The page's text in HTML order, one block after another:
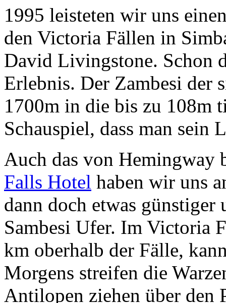
1995 leisteten wir uns
den Victoria Fällen in
David Livingstone. Schon
Erlebnis. Der Zambesi der
1700m in die bis zu 108m
Schauspiel, dass man sein
Auch das von Hemingway
Falls Hotel haben wir uns
dann doch etwas
Sambesi Ufer. Im Victoria
km oberhalb der Fälle,
Morgens streifen die
Antilopen ziehen über den